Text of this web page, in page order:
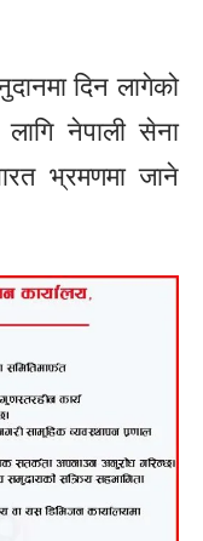
दिन लागेको
नेपाली सेना
भ्रमणमा जाने